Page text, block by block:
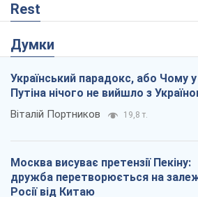
Rest
Думки
Український парадокс, або Чому у
Путіна нічого не вийшло з
Віталій Портников 19,8 т.
Москва висуває претензії Пекіну:
дружба перетворюється на
Росії від Китаю